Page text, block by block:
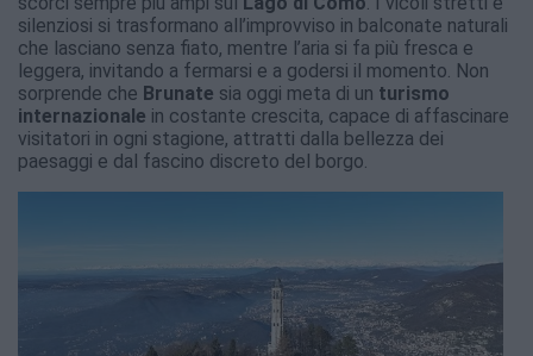
silenziosi si trasformano all’improvviso in balconate naturali
che lasciano senza fiato, mentre l’aria si fa più fresca e
leggera, invitando a fermarsi e a godersi il momento. Non
sorprende che Brunate sia oggi meta di un turismo
internazionale in costante crescita, capace di affascinare
visitatori in ogni stagione, attratti dalla bellezza dei
paesaggi e dal fascino discreto del borgo.